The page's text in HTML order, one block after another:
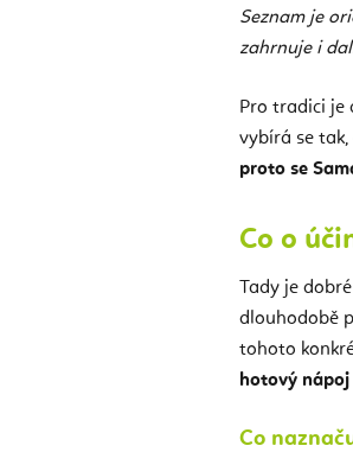
Seznam je
zahrnuje i
Pro tradici je
vybírá se
proto se
Co o
Tady je
dlouhodobě
tohoto
hotový
Co